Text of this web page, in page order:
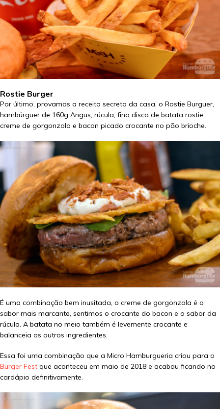
Rostie Burger
Por último, provamos a receita secreta da casa, o Rostie Burguer,
hambúrguer de 160g Angus, rúcula, fino disco de batata rostie,
creme de gorgonzola e bacon picado crocante no pão brioche.
É uma combinação bem inusitada, o creme de gorgonzola é o
sabor mais marcante, sentimos o crocante do bacon e o sabor da
rúcula. A batata no meio também é levemente crocante e
balanceia os outros ingredientes.
Essa foi uma combinação que a Micro Hamburgueria criou para o
Burger Fest que aconteceu em maio de 2018 e acabou ficando no
cardápio definitivamente.